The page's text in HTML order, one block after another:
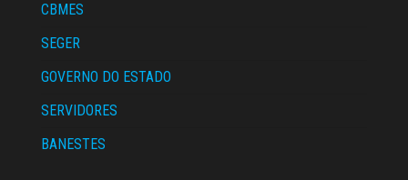
CBMES
SEGER
GOVERNO DO ESTADO
SERVIDORES
BANESTES